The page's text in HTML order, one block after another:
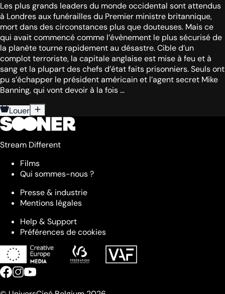
Les plus grands leaders du monde occidental sont attendus
à Londres aux funérailles du Premier ministre britannique,
mort dans des circonstances plus que douteuses. Mais ce
qui avait commencé comme l’évènement le plus sécurisé de
la planète tourne rapidement au désastre. Cible d’un
complot terroriste, la capitale anglaise est mise à feu et à
sang et la plupart des chefs d’état faits prisonniers. Seuls ont
pu s’échapper le président américain et l’agent secret Mike
Banning, qui vont devoir à la fois ...
Louer
Stream Different
Films
Qui sommes-nous ?
Presse & industrie
Mentions légales
Help & Support
Préférences de cookies